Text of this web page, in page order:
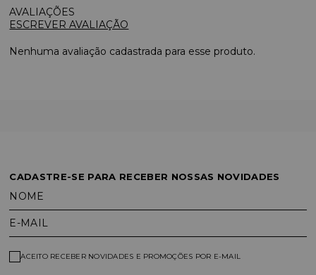
ESCREVER AVALIAÇÃO
Nenhuma avaliação cadastrada para esse produto.
CADASTRE-SE PARA RECEBER NOSSAS NOVIDADES
NOME
E-MAIL
ACEITO RECEBER NOVIDADES E PROMOÇÕES POR E-MAIL